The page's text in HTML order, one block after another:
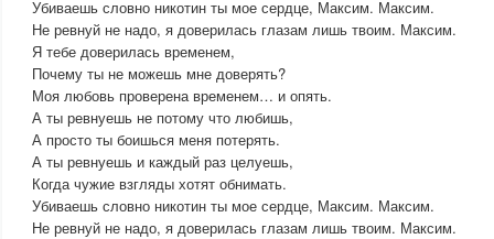
Убиваешь словно никотин ты мое сердце, Максим. Максим.
Не ревнуй не надо, я доверилась глазам лишь твоим. Максим.
Я тебе доверилась временем,
Почему ты не можешь мне доверять?
Моя любовь проверена временем… и опять.
А ты ревнуешь не потому что любишь,
А просто ты боишься меня потерять.
А ты ревнуешь и каждый раз целуешь,
Когда чужие взгляды хотят обнимать.
Убиваешь словно никотин ты мое сердце, Максим. Максим.
Не ревнуй не надо, я доверилась глазам лишь твоим. Максим.